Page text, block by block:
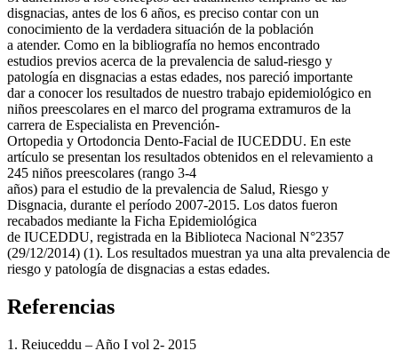
disgnacias, antes de los 6 años, es preciso contar con un
conocimiento de la verdadera situación de la población
a atender. Como en la bibliografía no hemos encontrado
estudios previos acerca de la prevalencia de salud-riesgo y
patología en disgnacias a estas edades, nos pareció importante
dar a conocer los resultados de nuestro trabajo epidemiológico en
niños preescolares en el marco del programa extramuros de la
carrera de Especialista en Prevención-
Ortopedia y Ortodoncia Dento-Facial de IUCEDDU. En este
artículo se presentan los resultados obtenidos en el relevamiento a
245 niños preescolares (rango 3-4
años) para el estudio de la prevalencia de Salud, Riesgo y
Disgnacia, durante el período 2007-2015. Los datos fueron
recabados mediante la Ficha Epidemiológica
de IUCEDDU, registrada en la Biblioteca Nacional N°2357
(29/12/2014) (1). Los resultados muestran ya una alta prevalencia de
riesgo y patología de disgnacias a estas edades.
Referencias
1. Reiuceddu – Año I vol 2- 2015